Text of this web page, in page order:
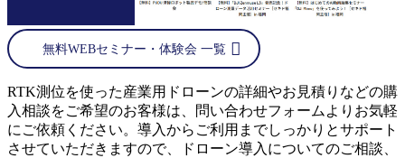
無料WEBセミナー・体験会 一覧
RTK測位を使った産業用ドローンの詳細やお見積りなどの購
入相談をご希望のお客様は、問い合わせフォームよりお気軽
にご依頼ください。導入からご利用までしっかりとサポート
させていただきますので、ドローン導入についてのご相談、